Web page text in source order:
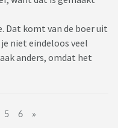
Dat komt van de boer uit
niet eindeloos veel
anders, omdat het
5 6 »